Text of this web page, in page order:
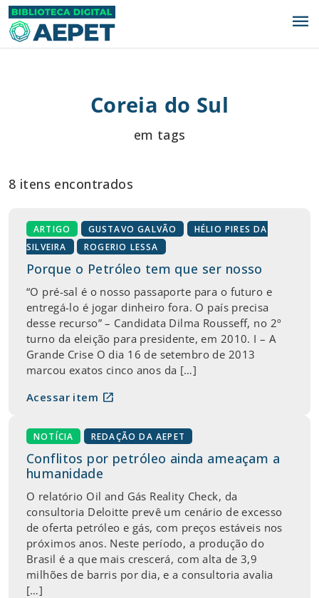
menu
Coreia do Sul
em tags
8 itens encontrados
ARTIGO GUSTAVO GALVÃO
HÉLIO PIRES DA
SILVEIRA
ROGERIO LESSA
Porque o Petróleo tem que ser nosso
“O pré-sal é o nosso passaporte para o futuro e
entregá-lo é jogar dinheiro fora. O país precisa
desse recurso” – Candidata Dilma Rousseff, no 2º
turno da eleição para presidente, em 2010. I – A
Grande Crise O dia 16 de setembro de 2013
marcou exatos cinco anos da […]
Acessar item open_in_new
NOTÍCIA REDAÇÃO DA AEPET
Conflitos por petróleo ainda ameaçam a
humanidade
O relatório Oil and Gás Reality Check, da
consultoria Deloitte prevê um cenário de excesso
de oferta petróleo e gás, com preços estáveis nos
próximos anos. Neste período, a produção do
Brasil é a que mais crescerá, com alta de 3,9
milhões de barris por dia, e a consultoria avalia
[…]